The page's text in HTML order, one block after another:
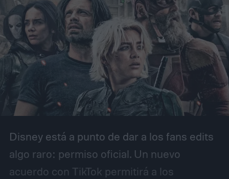
Disney está a punto de dar a los fans edits
algo raro: permiso oficial. Un nuevo
acuerdo con TikTok permitirá a los